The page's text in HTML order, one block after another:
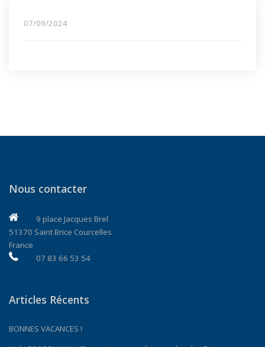
07/09/2024
Nous contacter
9 place Jacques Brel
51370 Saint Brice Courcelles
France
07 83 66 53 54
Articles Récents
BONNES VACANCES !